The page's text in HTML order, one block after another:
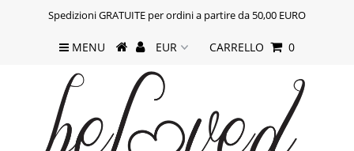
Spedizioni GRATUITE per ordini a partire da 50,00 EURO
MENU CARRELLO 0